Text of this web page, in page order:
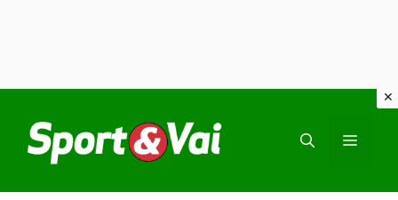
contenuto